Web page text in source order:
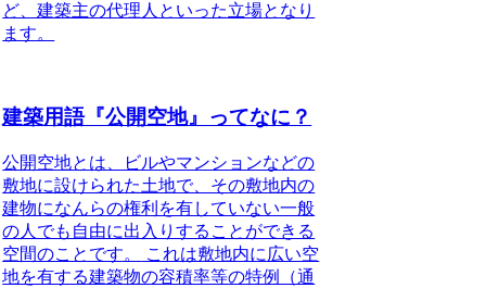
ど、建築主の代理人といった立場となり
ます。
建築用語『公開空地』ってなに？
公開空地とは、ビルやマンションなどの
敷地に設けられた土地で、その敷地内の
建物になんらの権利を有していない一般
の人でも自由に出入りすることができる
空間のことです。
これは敷地内に広い空
地を有する建築物の容積率等の特例（通